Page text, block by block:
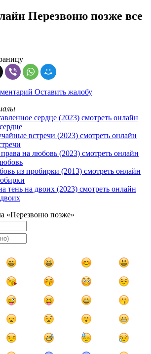
Перезвоню позже все
Оставить жалобу
«Перезвоню позже»